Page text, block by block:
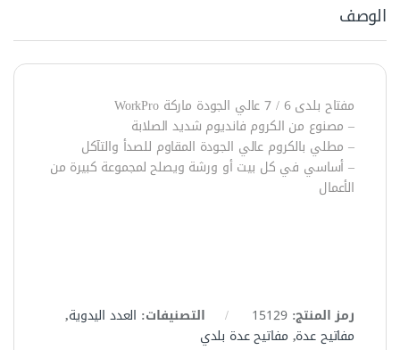
الوصف
مفتاح بلدى 6 / 7 عالي الجودة ماركة WorkPro
– مصنوع من الكروم فانديوم شديد الصلابة
– مطلي بالكروم عالي الجودة المقاوم للصدأ والتآكل
– أساسي في كل بيت أو ورشة ويصلح لمجموعة كبيرة من
الأعمال
رمز المنتج:15129 التصنيفات: العدد اليدوية,
مفاتيح عدة, مفاتيح عدة بلدي